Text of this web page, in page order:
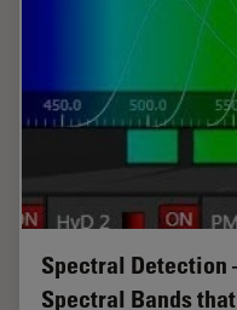
Spectral Detection
Spectral Bands